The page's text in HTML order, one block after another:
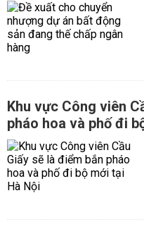
Khu vực Công viên
pháo hoa và phố đi